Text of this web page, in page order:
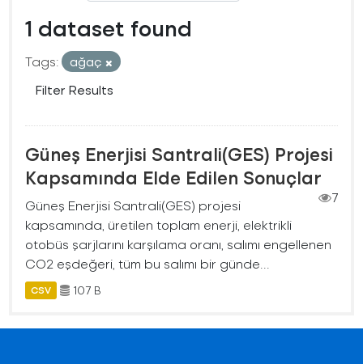
1 dataset found
Tags:
ağaç
Filter Results
Güneş Enerjisi Santrali(GES) Projesi
Kapsamında Elde Edilen Sonuçlar
7
Güneş Enerjisi Santrali(GES) projesi
kapsamında, üretilen toplam enerji, elektrikli
otobüs şarjlarını karşılama oranı, salımı engellenen
CO2 eşdeğeri, tüm bu salımı bir günde...
CSV 107 B